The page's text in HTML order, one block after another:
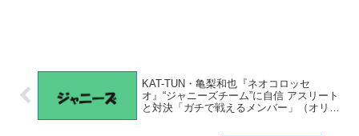
KAT-TUN・亀梨和也『ネオコロッセ
オ』“ジャニーズチーム”に自信 アスリート
と対決「ガチで戦えるメンバー」（オリコ